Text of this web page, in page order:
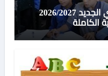
موعد بدء العام الدراسي الجديد 2026/2027
الكاملة